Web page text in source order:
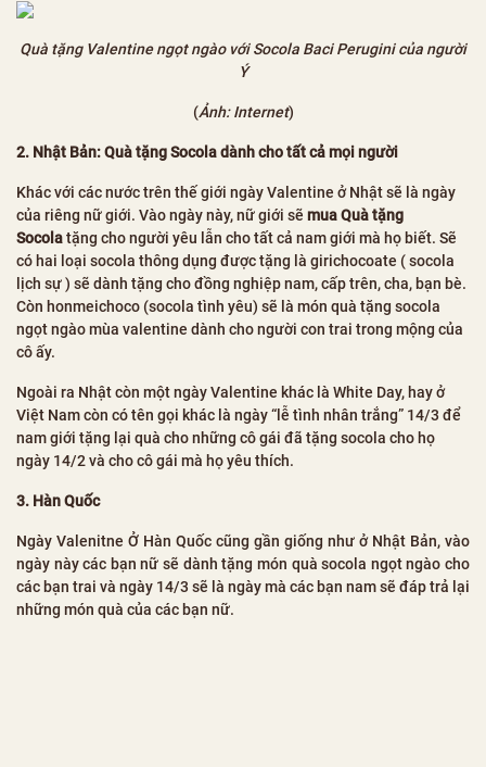
Quà tặng Valentine ngọt ngào với Socola Baci Perugini của người
Ý
(Ảnh: Internet)
2. Nhật Bản: Quà tặng Socola dành cho tất cả mọi người
Khác với các nước trên thế giới ngày Valentine ở Nhật sẽ là ngày
của riêng nữ giới. Vào ngày này, nữ giới sẽ mua Quà tặng
Socolatặng cho người yêu lẫn cho tất cả nam giới mà họ biết. Sẽ
có hai loại socola thông dụng được tặng là girichocoate ( socola
lịch sự ) sẽ dành tặng cho đồng nghiệp nam, cấp trên, cha, bạn bè.
Còn honmeichoco (socola tình yêu) sẽ là món quà tặng socola
ngọt ngào mùa valentine dành cho người con trai trong mộng của
cô ấy.
Ngoài ra Nhật còn một ngày Valentine khác là White Day, hay ở
Việt Nam còn có tên gọi khác là ngày “lễ tình nhân trắng” 14/3 để
nam giới tặng lại quà cho những cô gái đã tặng socola cho họ
ngày 14/2 và cho cô gái mà họ yêu thích.
3. Hàn Quốc
Ngày Valenitne Ở Hàn Quốc cũng gần giống như ở Nhật Bản, vào
ngày này các bạn nữ sẽ dành tặng món quà socola ngọt ngào cho
các bạn trai và ngày 14/3 sẽ là ngày mà các bạn nam sẽ đáp trả lại
những món quà của các bạn nữ.